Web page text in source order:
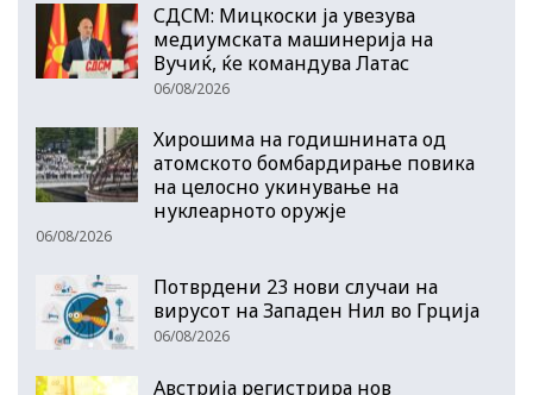
СДСМ: Мицкоски ја увезува
медиумската машинерија на
Вучиќ, ќе командува Латас
06/08/2026
Хирошима на годишнината од
атомското бомбардирање повика
на целосно укинување на
нуклеарното оружје
06/08/2026
Потврдени 23 нови случаи на
вирусот на Западен Нил во Грција
06/08/2026
Австрија регистрира нов